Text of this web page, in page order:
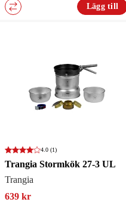
Lägg till
4.0 (1)
Trangia Stormkök 27-3 UL
Trangia
639 kr